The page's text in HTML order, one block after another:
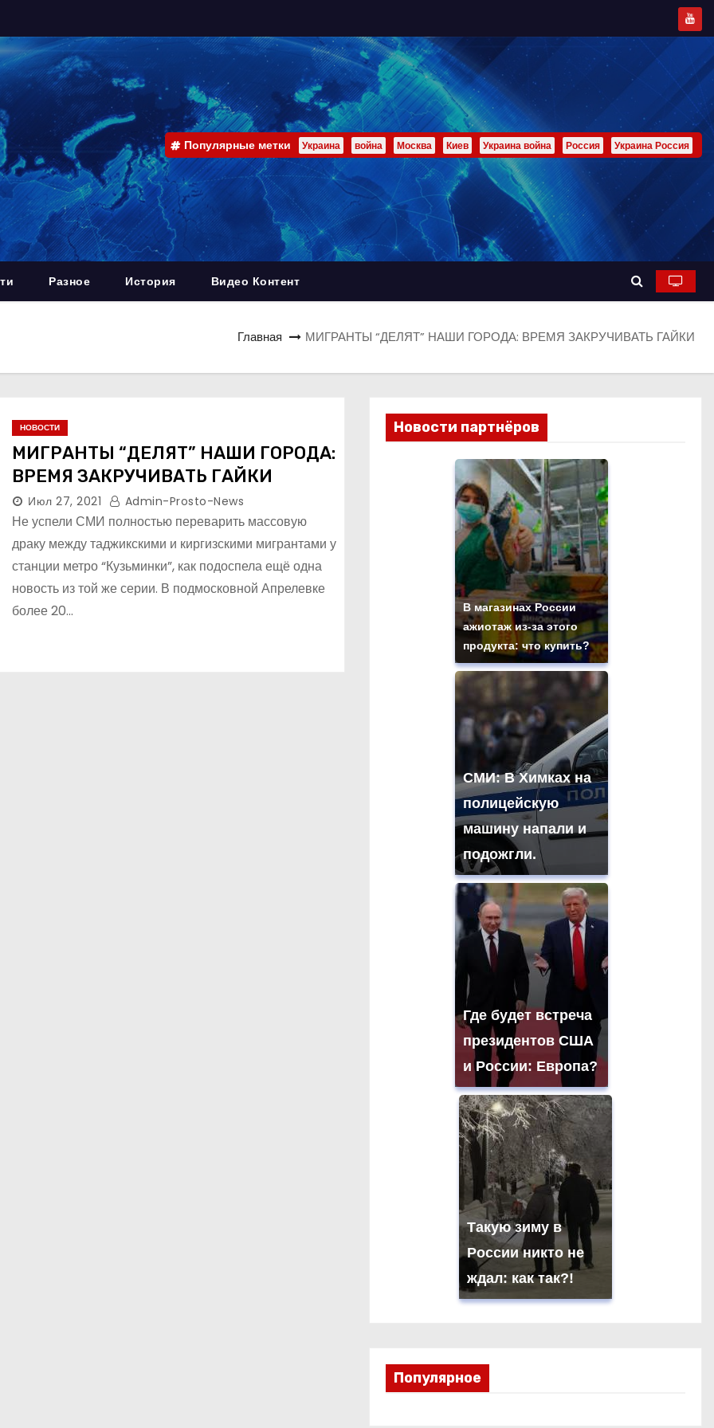
Популярные метки Украина война Москва Киев Украина война Россия Украина Россия
Разное История Видео Контент
Главная МИГРАНТЫ “ДЕЛЯТ” НАШИ ГОРОДА: ВРЕМЯ ЗАКРУЧИВАТЬ ГАЙКИ
НОВОСТИ
МИГРАНТЫ “ДЕЛЯТ” НАШИ ГОРОДА:
ВРЕМЯ ЗАКРУЧИВАТЬ ГАЙКИ
Июл 27, 2021 Admin-Prosto-News
Не успели СМИ полностью переварить массовую
драку между таджикскими и киргизскими мигрантами у
станции метро “Кузьминки”, как подоспела ещё одна
новость из той же серии. В подмосковной Апрелевке
более 20…
Новости партнёров
В магазинах России
ажиотаж из-за этого
продукта: что купить?
СМИ: В Химках на
полицейскую
машину напали и
подожгли.
Где будет встреча
президентов США
и России: Европа?
Такую зиму в
России никто не
ждал: как так?!
Популярное